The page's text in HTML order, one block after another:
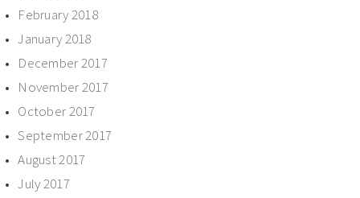
February 2018
January 2018
December 2017
November 2017
October 2017
September 2017
August 2017
July 2017